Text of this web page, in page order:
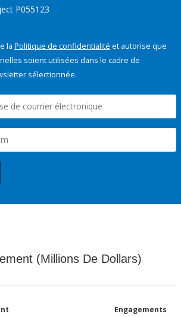
P055123
la Politique de confidentialité et autorise que
soient utilisées dans le cadre de
sélectionnée.
(Millions De Dollars)
Engagements